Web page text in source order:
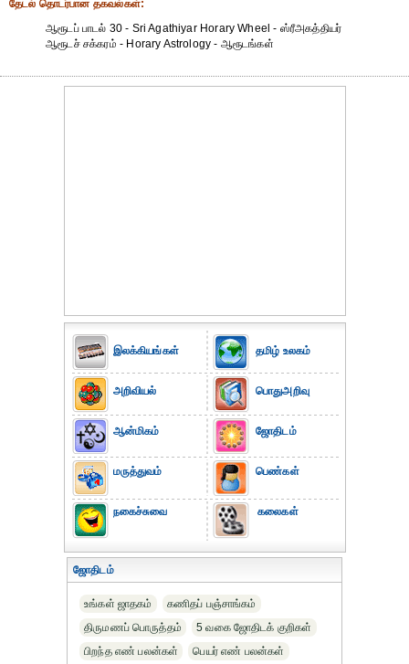
தேட‌ல் தொட‌ர்பான தகவ‌ல்க‌ள்:
ஆரூடப் பாடல் 30 - Sri Agathiyar Horary Wheel - ஸ்ரீஅகத்தியர்
ஆரூடச் சக்கரம் - Horary Astrology - ஆரூடங்கள்
இலக்கியங்கள்
அறிவியல்
ஆன்மிகம்
மருத்துவம்
நகைச்சுவை
தமிழ் உலகம்
பொதுஅறிவு
ஜோதிடம்
பெண்கள்
கலைகள்
ஜோதிடம்
உங்கள் ஜாதகம்
கணிதப் பஞ்சாங்கம்
திருமணப் பொருத்தம்
5 வகை ஜோதிடக் குறிகள்
பிறந்த எண் பலன்கள்
பெயர் எண் பலன்கள்